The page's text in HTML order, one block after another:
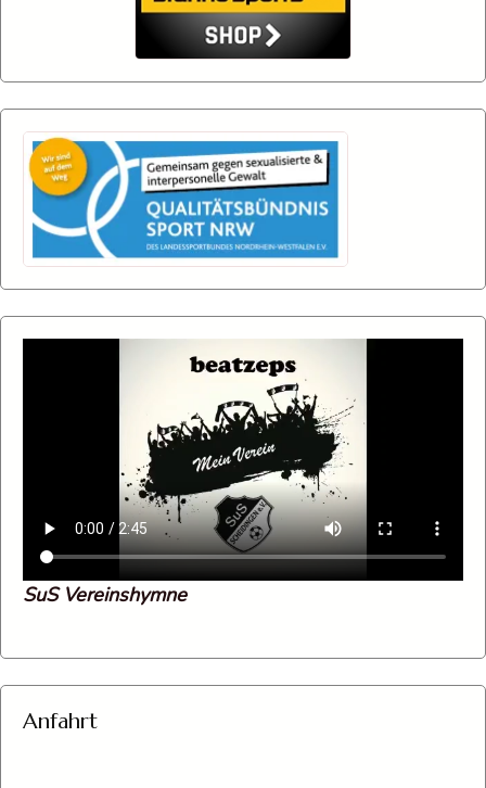
SuS Vereinshymne
Anfahrt